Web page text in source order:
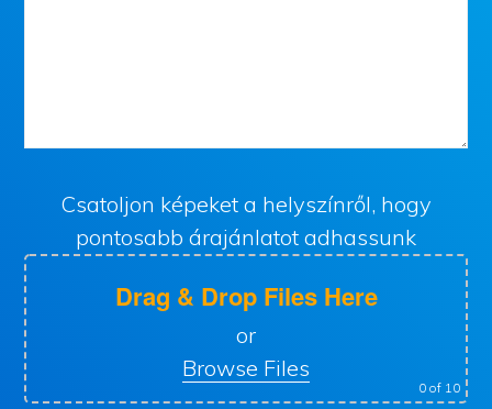
Csatoljon képeket a helyszínről, hogy
pontosabb árajánlatot adhassunk
Drag & Drop Files Here
or
Browse Files
0of 10